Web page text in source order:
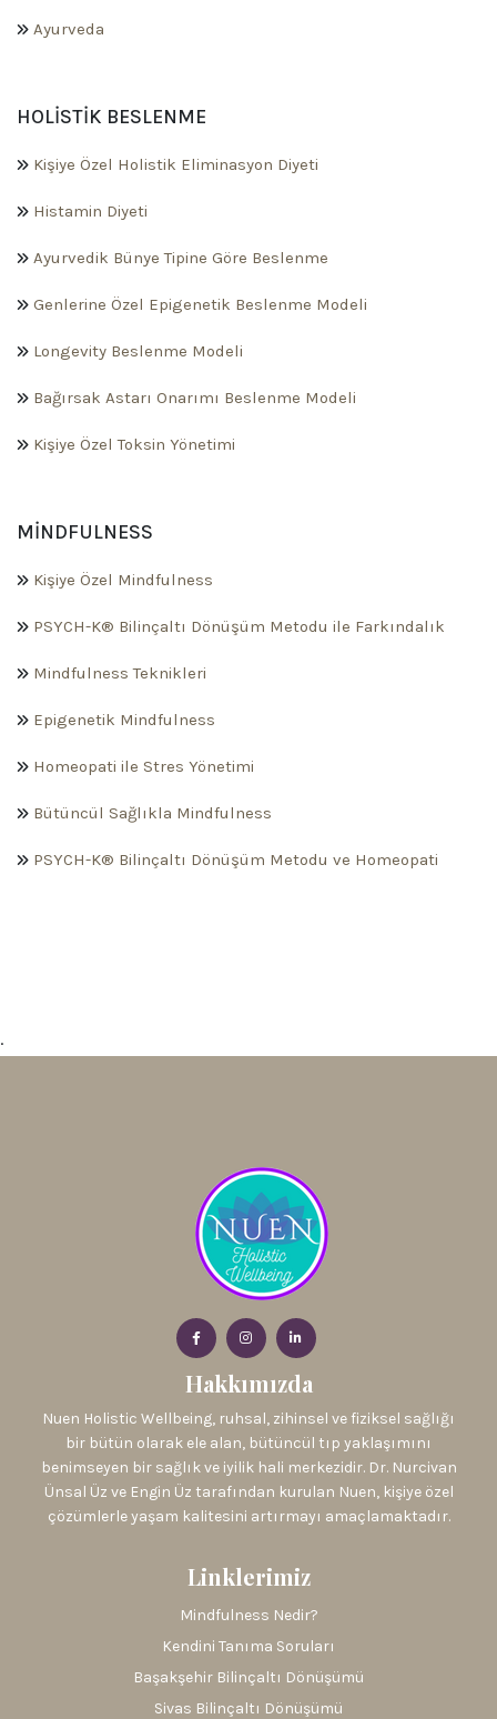
Ayurveda
HOLISTIK BESLENME
Kişiye Özel Holistik Eliminasyon Diyeti
Histamin Diyeti
Ayurvedik Bünye Tipine Göre Beslenme
Genlerine Özel Epigenetik Beslenme Modeli
Longevity Beslenme Modeli
Bağırsak Astarı Onarımı Beslenme Modeli
Kişiye Özel Toksin Yönetimi
MINDFULNESS
Kişiye Özel Mindfulness
PSYCH-K® Bilinçaltı Dönüşüm Metodu ile Farkındalık
Mindfulness Teknikleri
Epigenetik Mindfulness
Homeopati ile Stres Yönetimi
Bütüncül Sağlıkla Mindfulness
PSYCH-K® Bilinçaltı Dönüşüm Metodu ve Homeopati
.
Hakkımızda
Nuen Holistic Wellbeing, ruhsal, zihinsel ve fiziksel sağlığı
bir bütün olarak ele alan, bütüncül tıp yaklaşımını
benimseyen bir sağlık ve iyilik hali merkezidir. Dr. Nurcivan
Ünsal Üz ve Engin Üz tarafından kurulan Nuen, kişiye özel
çözümlerle yaşam kalitesini artırmayı amaçlamaktadır.
Linklerimiz
Mindfulness Nedir?
Kendini Tanıma Soruları
Başakşehir Bilinçaltı Dönüşümü
Sivas Bilinçaltı Dönüşümü